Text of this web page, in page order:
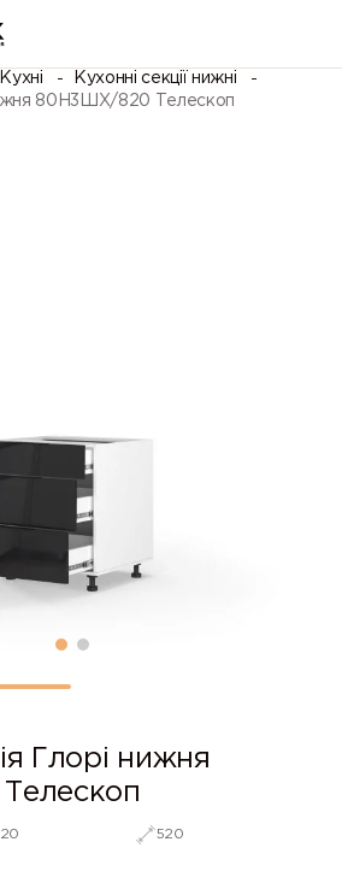
Кухні
Кухонні секції нижні
80Н3ШХ/820 Телескоп
Глорі нижня
520